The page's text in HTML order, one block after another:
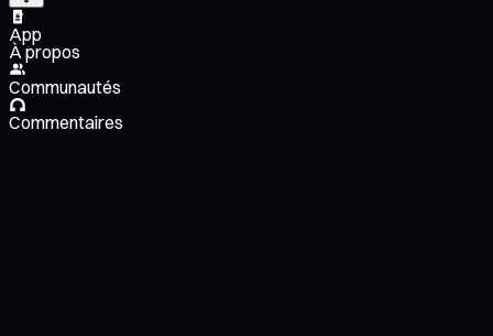
App
À propos
Communautés
Commentaires